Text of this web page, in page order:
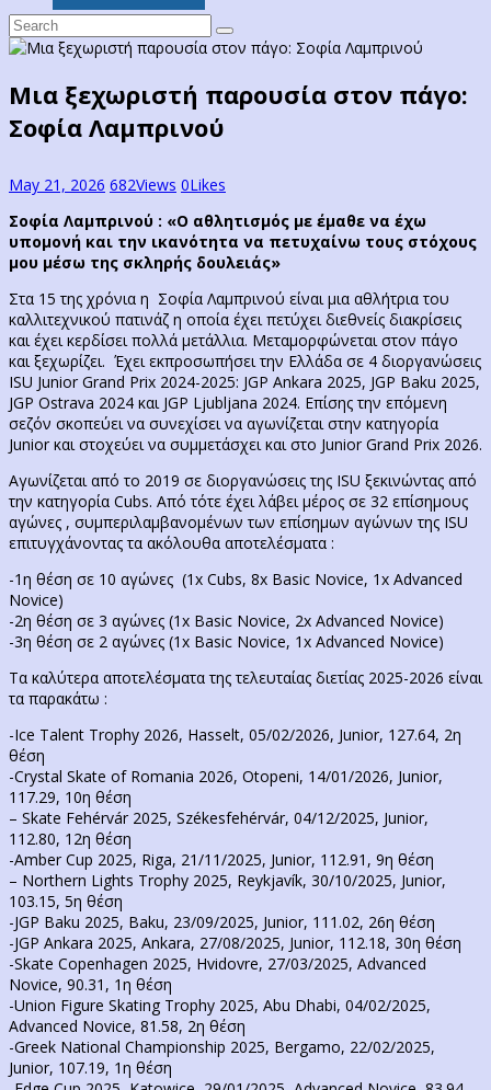
Μια ξεχωριστή παρουσία στον πάγο:
Σοφία Λαμπρινού
May 21, 2026 682Views 0Likes
Σοφία Λαμπρινού : «Ο αθλητισμός με έμαθε να έχω
υπομονή και την ικανότητα να πετυχαίνω τους στόχους
μου μέσω της σκληρής δουλειάς»
Στα 15 της χρόνια η Σοφία Λαμπρινού είναι μια αθλήτρια του
καλλιτεχνικού πατινάζ η οποία έχει πετύχει διεθνείς διακρίσεις
και έχει κερδίσει πολλά μετάλλια. Μεταμορφώνεται στον πάγο
και ξεχωρίζει. Έχει εκπροσωπήσει την Ελλάδα σε 4 διοργανώσεις
ISU Junior Grand Prix 2024-2025: JGP Ankara 2025, JGP Baku 2025,
JGP Ostrava 2024 και JGP Ljubljana 2024. Επίσης την επόμενη
σεζόν σκοπεύει να συνεχίσει να αγωνίζεται στην κατηγορία
Junior και στοχεύει να συμμετάσχει και στο Junior Grand Prix 2026.
Αγωνίζεται από το 2019 σε διοργανώσεις της ISU ξεκινώντας από
την κατηγορία Cubs. Από τότε έχει λάβει μέρος σε 32 επίσημους
αγώνες , συμπεριλαμβανομένων των επίσημων αγώνων της ISU
επιτυγχάνοντας τα ακόλουθα αποτελέσματα :
-1η θέση σε 10 αγώνες (1x Cubs, 8x Basic Novice, 1x Advanced
Novice)
-2η θέση σε 3 αγώνες (1x Basic Novice, 2x Advanced Novice)
-3η θέση σε 2 αγώνες (1x Basic Novice, 1x Advanced Novice)
Τα καλύτερα αποτελέσματα της τελευταίας διετίας 2025-2026 είναι
τα παρακάτω :
-Ice Talent Trophy 2026, Hasselt, 05/02/2026, Junior, 127.64, 2η
θέση
-Crystal Skate of Romania 2026, Otopeni, 14/01/2026, Junior,
117.29, 10η θέση
– Skate Fehérvár 2025, Székesfehérvár, 04/12/2025, Junior,
112.80, 12η θέση
-Amber Cup 2025, Riga, 21/11/2025, Junior, 112.91, 9η θέση
– Northern Lights Trophy 2025, Reykjavík, 30/10/2025, Junior,
103.15, 5η θέση
-JGP Baku 2025, Baku, 23/09/2025, Junior, 111.02, 26η θέση
-JGP Ankara 2025, Ankara, 27/08/2025, Junior, 112.18, 30η θέση
-Skate Copenhagen 2025, Hvidovre, 27/03/2025, Advanced
Novice, 90.31, 1η θέση
-Union Figure Skating Trophy 2025, Abu Dhabi, 04/02/2025,
Advanced Novice, 81.58, 2η θέση
-Greek National Championship 2025, Bergamo, 22/02/2025,
Junior, 107.19, 1η θέση